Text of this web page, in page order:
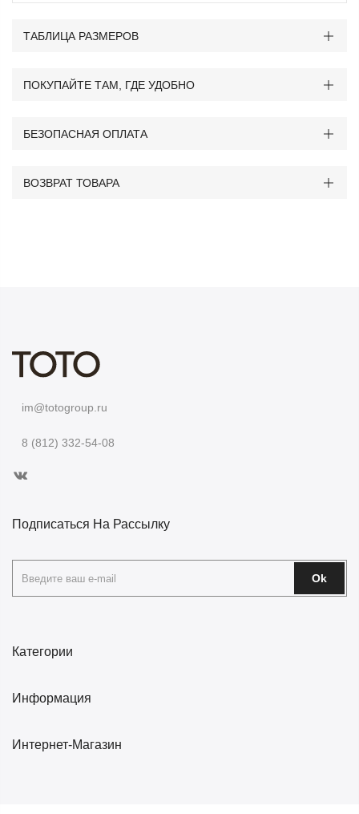
ТАБЛИЦА РАЗМЕРОВ
ПОКУПАЙТЕ ТАМ, ГДЕ УДОБНО
БЕЗОПАСНАЯ ОПЛАТА
ВОЗВРАТ ТОВАРА
im@totogroup.ru
8 (812) 332-54-08
Категории
Информация
Интернет-Магазин
Подписаться На Рассылку
Ok